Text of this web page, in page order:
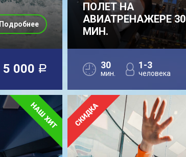
5 000 a
Подробнее
ПОЛЕТ НА
АВИАТРЕНАЖЕРЕ 30
МИН.
30
мин.
1-3
человека